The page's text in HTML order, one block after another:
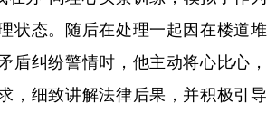
状态。随后在处理一起因在楼道堆
盾纠纷警情时，他主动将心比心，
，细致讲解法律后果，并积极引导